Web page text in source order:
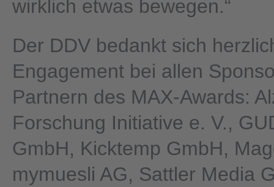
wirklich etwas bewegen.“
Der DDV bedankt sich
Engagement bei allen
Partnern des MAX-Awards:
Forschung Initiative e. V.,
GmbH, Kicktemp GmbH,
mymuesli AG, Sattler Media